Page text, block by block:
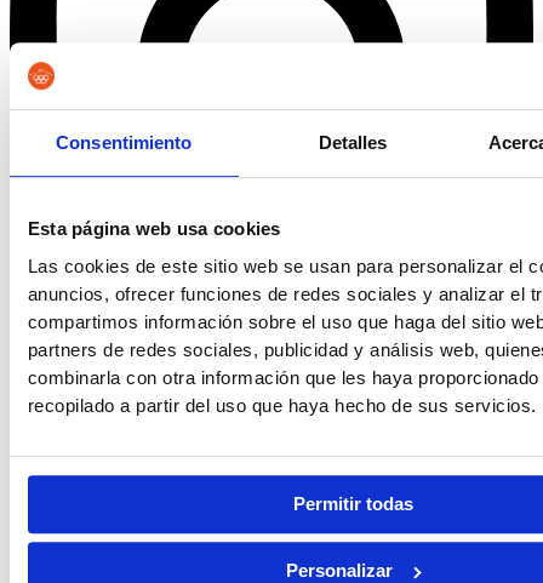
Consentimiento Detalles
Esta página web usa cookies
Las cookies de este sitio web se usan para personalizar el
anuncios, ofrecer funciones de redes sociales y analizar el
compartimos información sobre el uso que haga del sitio
partners de redes sociales, publicidad y análisis web,
combinarla con otra información que les haya
recopilado a partir del uso que haya hecho de sus servicios.
Permitir todas
Personalizar
Tiktok